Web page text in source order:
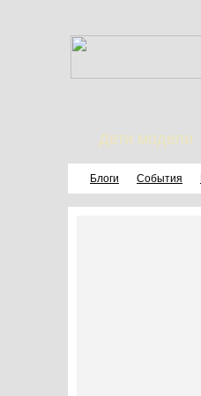
Дети модели
Блоги События